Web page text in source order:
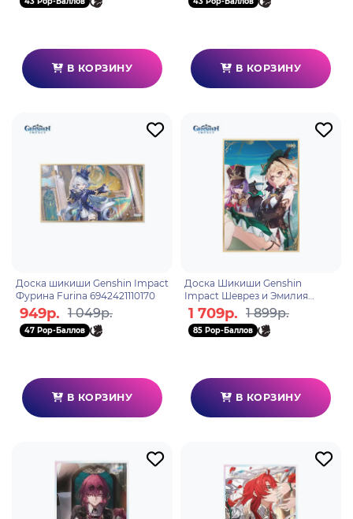
В КОРЗИНУ В КОРЗИНУ
Доска шикиши Genshin Impact
Фурина Furina 6942421110170
949р. 1 049р.
47 Pop-Баллов
В КОРЗИНУ
Доска Шикиши Genshin
Impact Шеврез и Эмилия
Joyful Summer! Evil Dragon?
Fairy Tale Kingdom! 69424211
1 709р. 1 899р.
85 Pop-Баллов
В КОРЗИНУ